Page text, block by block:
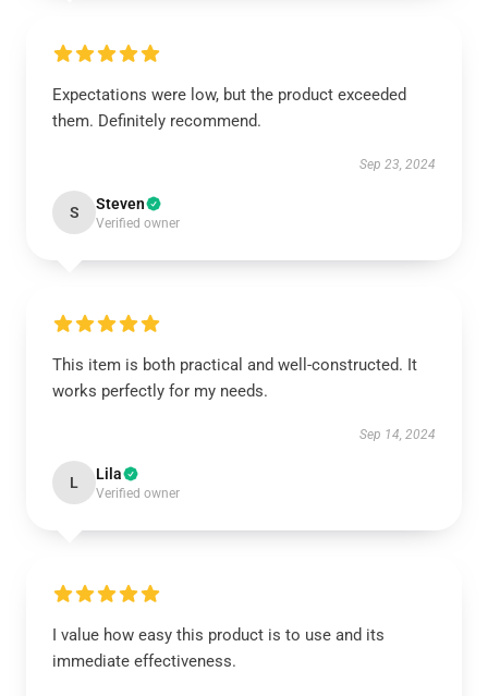
Expectations were low, but the product exceeded
them. Definitely recommend.
Sep 23, 2024
S Steven
Verified owner
This item is both practical and well-constructed. It
works perfectly for my needs.
Sep 14, 2024
L Lila
Verified owner
I value how easy this product is to use and its
immediate effectiveness.